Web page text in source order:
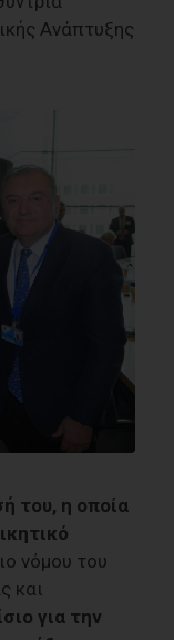
Ανάπτυξης
του, η οποία
νόμου του
και
για την